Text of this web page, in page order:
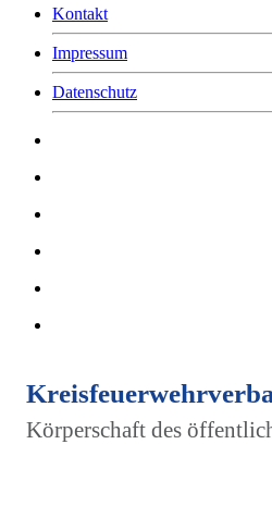
Kontakt
Impressum
Datenschutz
Körperschaft des